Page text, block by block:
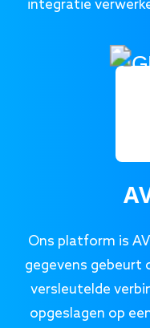
integratie
Ons platform is
gegevens gebeurt
versleutelde
opgeslagen op